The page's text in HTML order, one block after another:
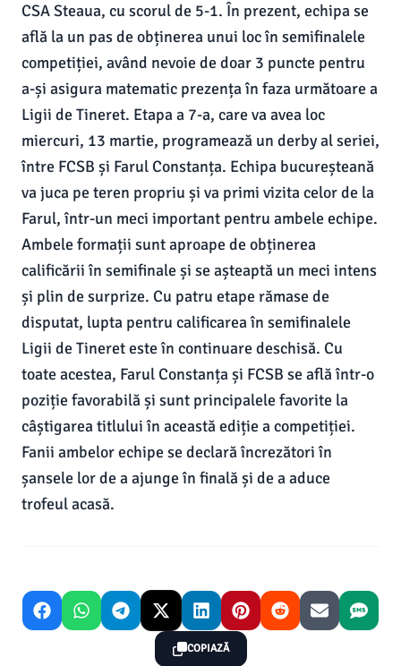
CSA Steaua, cu scorul de 5-1. În prezent, echipa se
află la un pas de obținerea unui loc în semifinalele
competiției, având nevoie de doar 3 puncte pentru
a-și asigura matematic prezența în faza următoare a
Ligii de Tineret. Etapa a 7-a, care va avea loc
miercuri, 13 martie, programează un derby al seriei,
între FCSB și Farul Constanța. Echipa bucureșteană
va juca pe teren propriu și va primi vizita celor de la
Farul, într-un meci important pentru ambele echipe.
Ambele formații sunt aproape de obținerea
calificării în semifinale și se așteaptă un meci intens
și plin de surprize. Cu patru etape rămase de
disputat, lupta pentru calificarea în semifinalele
Ligii de Tineret este în continuare deschisă. Cu
toate acestea, Farul Constanța și FCSB se află într-o
poziție favorabilă și sunt principalele favorite la
câștigarea titlului în această ediție a competiției.
Fanii ambelor echipe se declară încrezători în
șansele lor de a ajunge în finală și de a aduce
trofeul acasă.
COPIAZĂ